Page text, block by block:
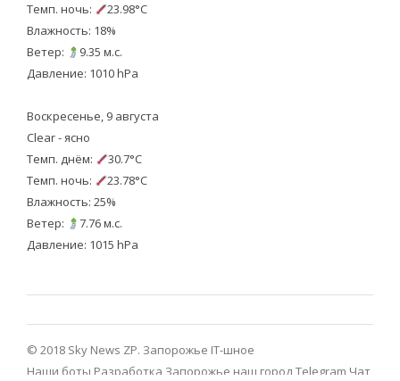
Темп. ночь:
23.98°C
Влажность: 18%
Ветер:
9.35 м.с.
Давление: 1010 hPa
Воскресенье, 9 августа
Clear - ясно
Темп. днём:
30.7°C
Темп. ночь:
23.78°C
Влажность: 25%
Ветер:
7.76 м.с.
Давление: 1015 hPa
© 2018 Sky News ZP. Запорожье IT-шное
Наши боты Разработка Запорожье наш город Telegram Чат